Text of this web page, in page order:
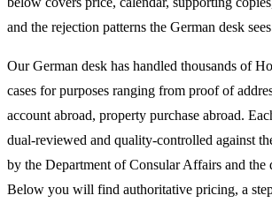
and the rejection patterns the German desk
Our German desk has handled thousands of
cases for purposes ranging from proof of
account abroad, property purchase abroad.
dual-reviewed and quality-controlled against
by the Department of Consular Affairs and the
Below you will find authoritative pricing, a